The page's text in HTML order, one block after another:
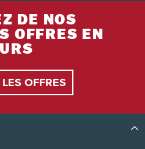
DE NOS
OFFRES EN
OFFRES